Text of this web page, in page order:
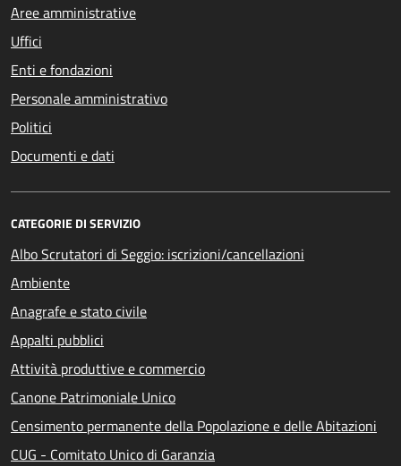
Aree amministrative
Uffici
Enti e fondazioni
Personale amministrativo
Politici
Documenti e dati
CATEGORIE DI SERVIZIO
Albo Scrutatori di Seggio: iscrizioni/cancellazioni
Ambiente
Anagrafe e stato civile
Appalti pubblici
Attività produttive e commercio
Canone Patrimoniale Unico
Censimento permanente della Popolazione e delle Abitazioni
CUG - Comitato Unico di Garanzia